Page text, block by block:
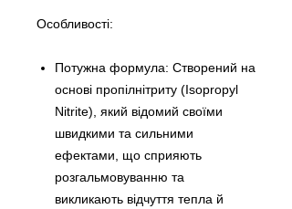
Особливості:
Потужна формула: Створений на
основі пропілнітриту (Isopropyl
Nitrite), який відомий своїми
швидкими та сильними
ефектами, що сприяють
розгальмовуванню та
викликають відчуття тепла й